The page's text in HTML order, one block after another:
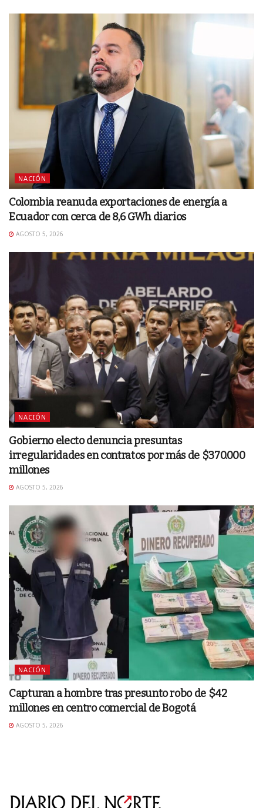
NACIÓN
Colombia reanuda exportaciones de energía a
Ecuador con cerca de 8,6 GWh diarios
AGOSTO 5, 2026
NACIÓN
Gobierno electo denuncia presuntas
irregularidades en contratos por más de $370.000
millones
AGOSTO 5, 2026
NACIÓN
Capturan a hombre tras presunto robo de $42
millones en centro comercial de Bogotá
AGOSTO 5, 2026